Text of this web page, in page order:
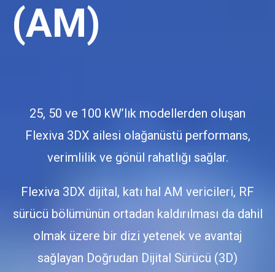
(AM)
25, 50 ve 100 kW’lık modellerden oluşan
Flexiva 3DX ailesi olağanüstü performans,
verimlilik ve gönül rahatlığı sağlar.
Flexiva 3DX dijital, katı hal AM vericileri, RF
sürücü bölümünün ortadan kaldırılması da dahil
olmak üzere bir dizi yetenek ve avantaj
sağlayan Doğrudan Dijital Sürücü (3D)